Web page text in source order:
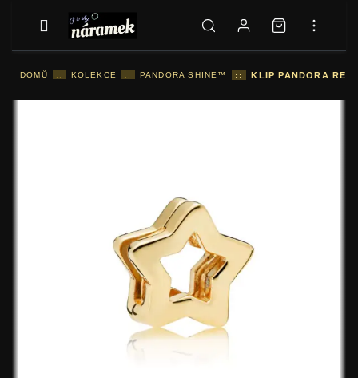
DOMŮ :: KOLEKCE :: PANDORA SHINE™ :: KLIP PANDORA